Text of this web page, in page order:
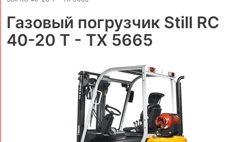
Газовый погрузчик Still RC
40-20 T - TX 5665